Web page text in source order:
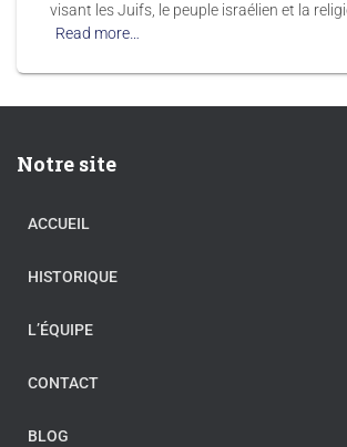
visant les Juifs, le peuple israélien et la
Read more…
Notre site
ACCUEIL
HISTORIQUE
L’ÉQUIPE
CONTACT
BLOG